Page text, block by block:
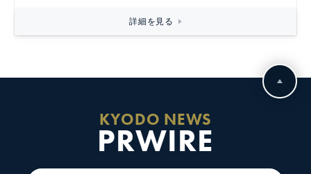
詳細を見る
KYODO NEWS
PRWIRE